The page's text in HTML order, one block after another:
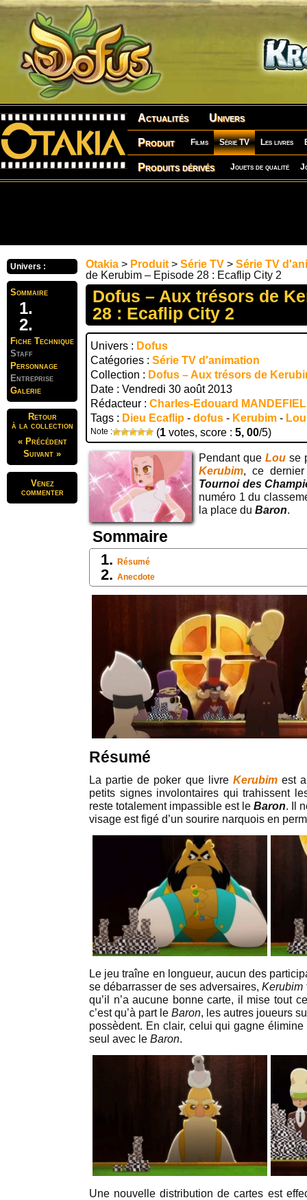
Actualités Univers
Produit Films Série TV Les livres
Produits dérivés Jouets de qualité
Univers :
Sommaire
Fiche Technique
Staff
Personnage
Entreprise
Galerie
Retour
à la collection
« Précédent
Suivant »
Venez
commenter
Otakia > Produit > Série TV > Série TV
de Kerubim – Episode 28 : Ecaflip City 2
Dofus – Aux trésors de
28 : Ecaflip City 2
Univers : Dofus
Catégories : Série TV d'animation
Collection : Dofus – Aux trésors de
Date : Vendredi 30 août 2013
Rédacteur : Charles-Edouard
Tags : Dieu Ecaflip - dofus - Kerubim - Lou
Note : (1 votes, score : 5, 00/5)
Pendant que Lou se
Kerubim, ce
Tournoi des
numéro 1 du
la place du Baron.
Sommaire
Résumé
Anecdote
Résumé
La partie de poker que livre Kerubim est
petits signes involontaires qui trahissent
reste totalement impassible est le Baron. Il
visage est figé d’un sourire narquois en
Le jeu traîne en longueur, aucun des
se débarrasser de ses adversaires,Kerubim
qu’il n’a aucune bonne carte, il mise tout
c’est qu’à part le Baron, les autres joueurs
possèdent. En clair, celui qui gagne
seul avec le Baron.
Une nouvelle distribution de cartes est